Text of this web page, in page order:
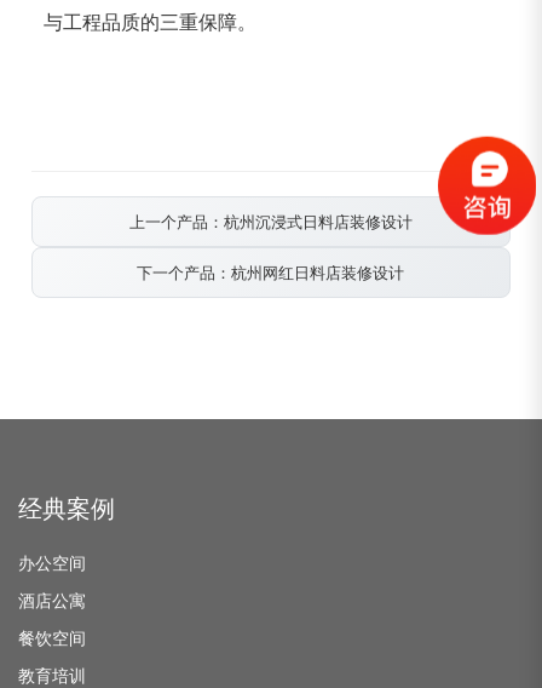
与工程品质的三重保障。
上一个产品：杭州沉浸式日料店装修设计
下一个产品：杭州网红日料店装修设计
经典案例
办公空间
酒店公寓
餐饮空间
教育培训